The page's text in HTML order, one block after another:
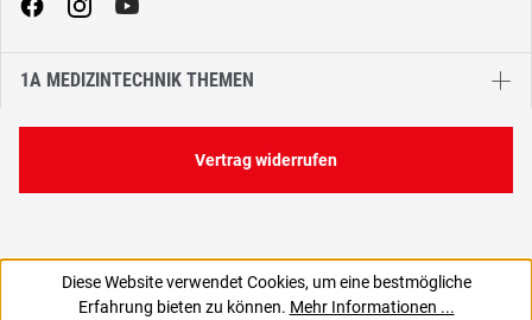
7,90 €
1A MEDIZINTECHNIK THEMEN
Vertrag widerrufen
Diese Website verwendet Cookies, um eine bestmögliche
Erfahrung bieten zu können. Mehr Informationen ...